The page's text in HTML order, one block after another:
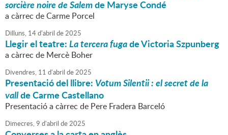
sorcière noire de Salemde Maryse Condé
a càrrec de Carme Porcel
Dilluns, 14d'abril de2025
Llegir el teatre:La tercera fugade Victoria Szpunberg
a càrrec de Mercè Boher
Divendres, 11 d'abril de2025
Presentació del llibre: Votum Silentii : el secret de la
vallde Carme Castellano
Presentació a càrrec de Pere Fradera Barceló
Dimecres,9 d'abril de2025